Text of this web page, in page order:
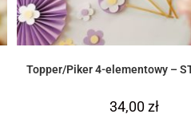
Topper/Piker 4-elementowy –
34,00zł